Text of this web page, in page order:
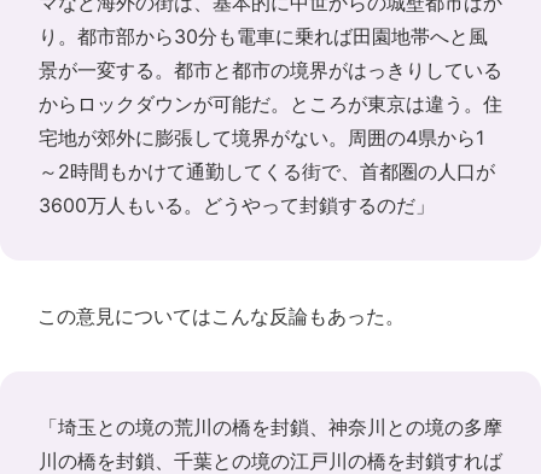
り。都市部から30分も電車に乗れば田園地帯へと風
景が一変する。都市と都市の境界がはっきりしている
からロックダウンが可能だ。ところが東京は違う。住
宅地が郊外に膨張して境界がない。周囲の4県から1
～2時間もかけて通勤してくる街で、首都圏の人口が
3600万人もいる。どうやって封鎖するのだ」
この意見についてはこんな反論もあった。
「埼玉との境の荒川の橋を封鎖、神奈川との境の多摩
川の橋を封鎖、千葉との境の江戸川の橋を封鎖すれば